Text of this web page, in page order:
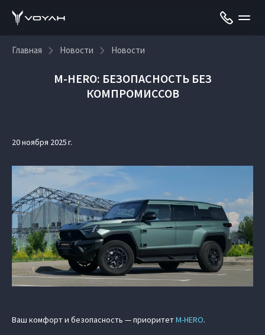
Главная Новости Новости
M‑HERO: БЕЗОПАСНОСТЬ БЕЗ
КОМПРОМИССОВ
20 ноября 2025 г.
Ваш комфорт и безопасность — приоритетM‑HERO.